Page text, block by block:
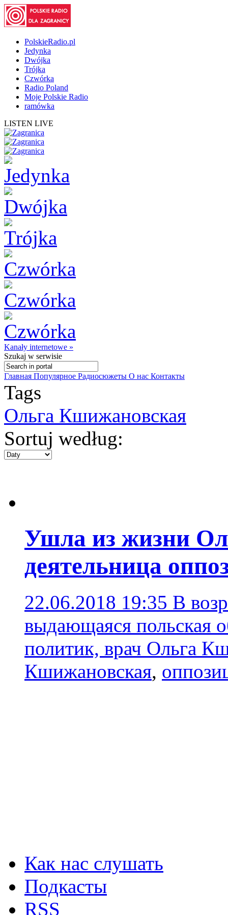
PolskieRadio.pl
Jedynka
Dwójka
Trójka
Czwórka
Radio Poland
Moje Polskie Radio
ramówka
LISTEN LIVE
Kanały internetowe »
Szukaj w serwisie
Главная Популярное Радиосюжеты О нас Контакты
Tags
Ольга Кшижановская
Sortuj według:
Ушла из жизни
деятельница
22.06.2018 19:35 В
выдающаяся польская
политик, врач Ольга
Кшижановская,
Как нас слушать
Подкасты
RSS